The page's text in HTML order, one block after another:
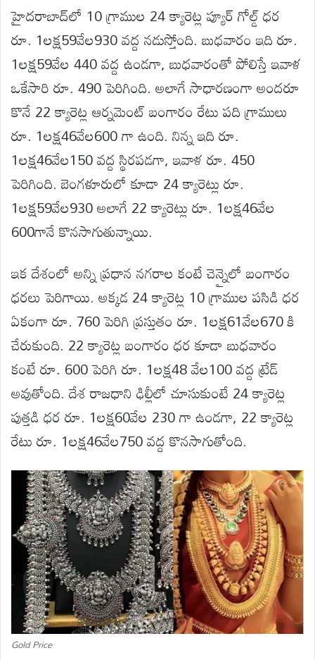
హైదరాబాద్‌లో 10 గ్రాముల 24 క్యారెట్ల ప్యూర్ గోల్డ్ ధర
రూ. 1లక్ష59వేల930 వద్ద నడుస్తోంది. బుధవారం ఇది రూ.
1లక్ష59వేల 440 వద్ద ఉండగా, బుధవారంతో పోలిస్తే ఇవాళ
ఒకేసారి రూ. 490 పెరిగింది. అలాగే సాధారణంగా అందరూ
కొనే 22 క్యారెట్ల ఆర్నమెంట్ బంగారం రేటు పది గ్రాములు
రూ. 1లక్ష46వేల600 గా ఉంది. నిన్న ఇది రూ.
1లక్ష46వేల150 వద్ద స్థిరపడగా, ఇవాళ రూ. 450
పెరిగింది. బెంగళూరులో కూడా 24 క్యారెట్లు రూ.
1లక్ష59వేల930 అలాగే 22 క్యారెట్లు రూ. 1లక్ష46వేల
600గానే కొనసాగుతున్నాయి.
ఇక దేశంలో అన్ని ప్రధాన నగరాల కంటే చెన్నైలో బంగారం
ధరలు పెరిగాయి. అక్కడ 24 క్యారెట్ల 10 గ్రాముల పసిడి ధర
ఏకంగా రూ. 760 పెరిగి ప్రస్తుతం రూ. 1లక్ష61వేల670 కి
చేరుకుంది. 22 క్యారెట్ల బంగారం ధర కూడా బుధవారం
కంటే రూ. 600 పెరిగి రూ. 1లక్ష48 వేల100 వద్ద ట్రేడ్
అవుతోంది. దేశ రాజధాని ఢిల్లీలో చూసుకుంటే 24 క్యారెట్ల
పుత్తడి ధర రూ. 1లక్ష60వేల 230 గా ఉండగా, 22 క్యారెట్ల
రేటు రూ. 1లక్ష46వేల750 వద్ద కొనసాగుతోంది.
Gold Price